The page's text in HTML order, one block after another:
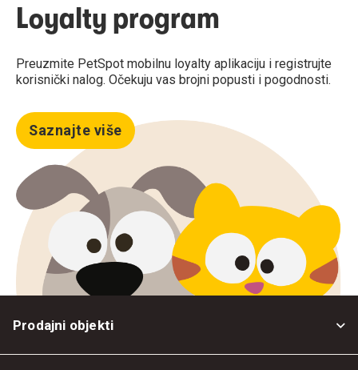
Loyalty program
Preuzmite PetSpot mobilnu loyalty aplikaciju i registrujte
korisnički nalog. Očekuju vas brojni popusti i pogodnosti.
Saznajte više
Prodajni objekti